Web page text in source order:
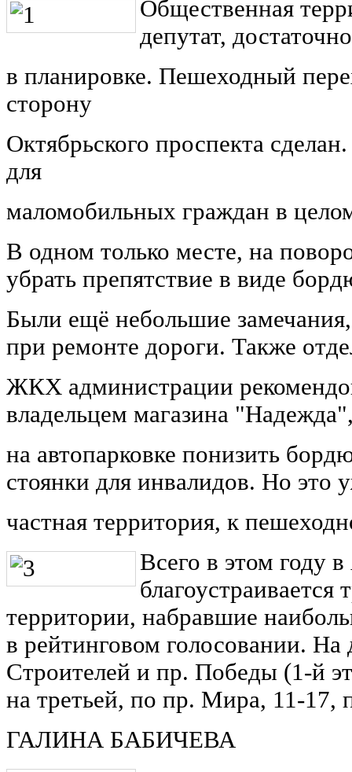
Общественная
депутат,
в планировке. Пешеходный
сторону
Октябрьского проспекта
для
маломобильных граждан в
В одном только месте, на
убрать препятствие в виде
Были ещё небольшие
при ремонте дороги. Также
ЖКХ администрации
владельцем магазина
на автопарковке понизить
стоянки для инвалидов. Но это
частная территория, к
Всего в этом году
территории, набравшие
в рейтинговом голосовании. На
Строителей и пр. Победы (1-й
на третьей, по пр. Мира, 11-17,
ГАЛИНА БАБИЧЕВА